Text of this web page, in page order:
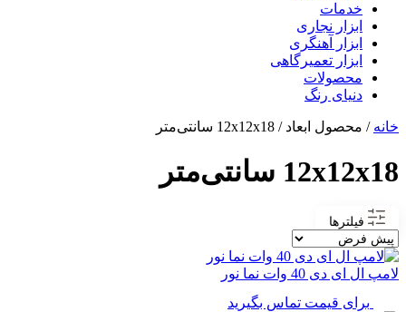
خدمات
ابزار نجاری
ابزار آهنگری
ابزار تعمیرگاهی
محصولات
دنیای رنگ
خانه / محصول ابعاد / 12x12x18 سانتی‌متر
12x12x18 سانتی‌متر
فیلترها
لامپ ال ای دی 40 وات نما نور
برای قیمت تماس بگیرید